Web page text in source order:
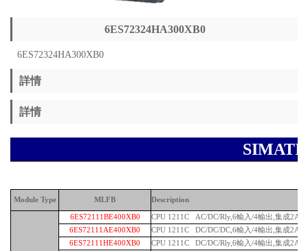
6ES72324HA300XB0
6ES72324HA300XB0
詳情
詳情
Module Type MLFB Description
6ES72111BE400XB0
CPU 1211C AC/DC/Rly,6輸入/4輸出,集成2AI
6ES72111AE400XB0
CPU 1211C DC/DC/DC,6輸入/4輸出,集成2AI
6ES72111HE400XB0
CPU 1211C DC/DC/Rly,6輸入/4輸出,集成2AI